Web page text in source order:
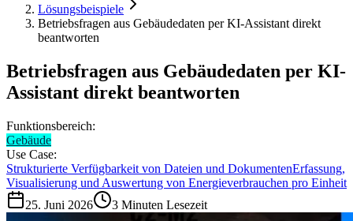
Lösungsbeispiele
Betriebsfragen aus Gebäudedaten per KI-Assistant direkt
beantworten
Betriebsfragen aus Gebäudedaten per KI-
Assistant direkt beantworten
Funktionsbereich:
Gebäude
Use Case:
Strukturierte Verfügbarkeit von Dateien und DokumentenErfassung,
Visualisierung und Auswertung von Energieverbrauchen pro Einheit
25. Juni 2026
3 Minuten Lesezeit